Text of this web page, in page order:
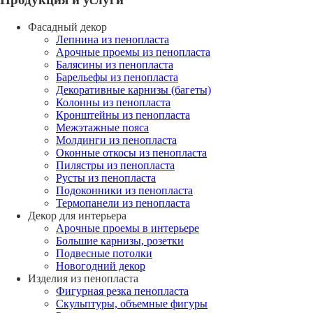
Фасадный декор
Лепнина из пенопласта
Арочные проемы из пенопласта
Балясины из пенопласта
Барельефы из пенопласта
Декоративные карнизы (багеты)
Колонны из пенопласта
Кронштейны из пенопласта
Межэтажные пояса
Молдинги из пенопласта
Оконные откосы из пенопласта
Пилястры из пенопласта
Русты из пенопласта
Подоконники из пенопласта
Термопанели из пенопласта
Декор для интерьера
Арочные проемы в интерьере
Большие карнизы, розетки
Подвесные потолки
Новогодний декор
Изделия из пенопласта
Фигурная резка пенопласта
Скульптуры, объемные фигуры